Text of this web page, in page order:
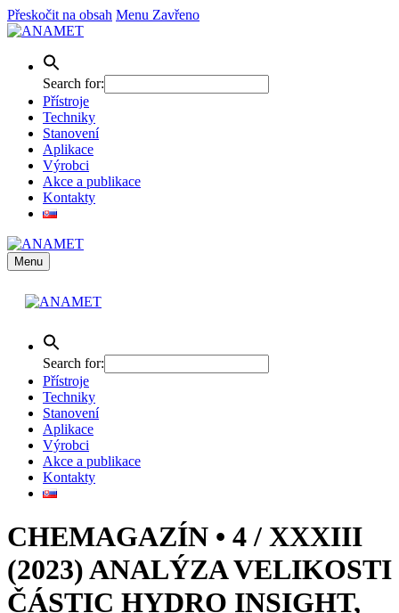
Přeskočit na obsah Menu Zavřeno
Search for:
Přístroje
Techniky
Stanovení
Aplikace
Výrobci
Akce a publikace
Kontakty
Menu
Search for:
Přístroje
Techniky
Stanovení
Aplikace
Výrobci
Akce a publikace
Kontakty
CHEMAGAZÍN • 4 / XXXIII
(2023) ANALÝZA VELIKOSTI
ČÁSTIC HYDRO INSIGHT,